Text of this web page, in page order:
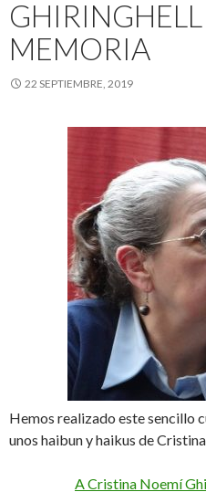
MEMORIA
22 SEPTIEMBRE, 2019
Hemos realizado este sencillo
unos haibun y haikus de
A Cristina Noemí